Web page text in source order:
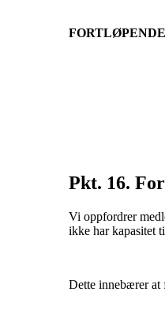
Pkt. 16.
Vi oppfordrer
ikke har kapasitet
Dette innebærer at